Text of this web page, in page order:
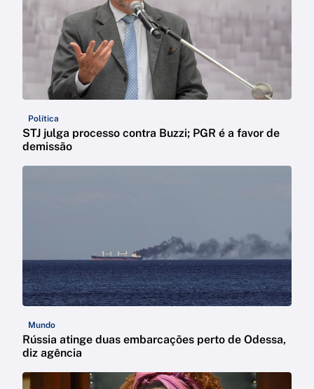
Política
STJ julga processo contra Buzzi; PGR é a favor de
demissão
Mundo
Rússia atinge duas embarcações perto de Odessa,
diz agência